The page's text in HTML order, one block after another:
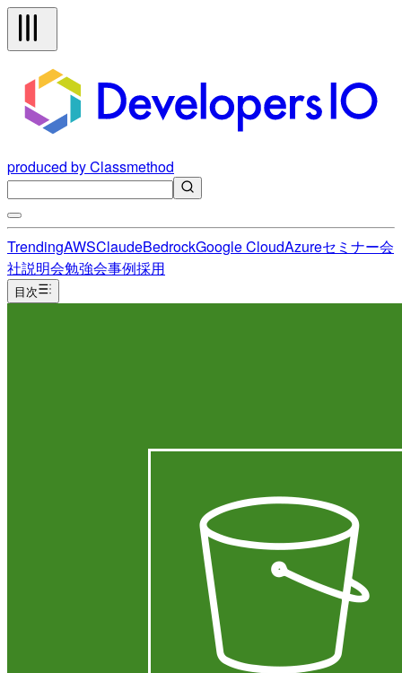
produced by Classmethod
TrendingAWSClaudeBedrockGoogle CloudAzureセミナー会
社説明会勉強会事例採用
目次